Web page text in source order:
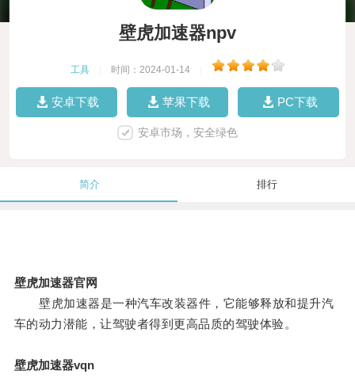
壁虎加速器npv
工具 时间：2024-01-14
安卓下载 苹果下载 PC下载
安卓市场，安全绿色
简介 排行
壁虎加速器官网
壁虎加速器是一种汽车改装器件，它能够释放和提升汽
车的动力潜能，让驾驶者得到更高品质的驾驶体验。
壁虎加速器vqn